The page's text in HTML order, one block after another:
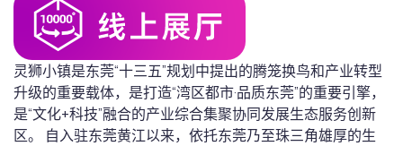
灵狮小镇是东莞“十三五”规划中提出的腾笼换鸟和产业转型
升级的重要载体，是打造“湾区都市·品质东莞”的重要引擎，
是“文化+科技”融合的产业综合集聚协同发展生态服务创新
区。 自入驻东莞黄江以来，依托东莞乃至珠三角雄厚的生